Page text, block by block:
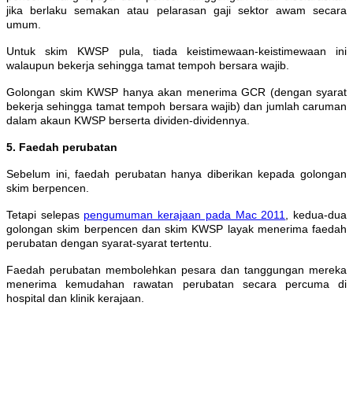
jika berlaku semakan atau pelarasan gaji sektor awam secara
umum.
Untuk skim KWSP pula, tiada keistimewaan-keistimewaan ini
walaupun bekerja sehingga tamat tempoh bersara wajib.
Golongan skim KWSP hanya akan menerima GCR (dengan syarat
bekerja sehingga tamat tempoh bersara wajib) dan jumlah caruman
dalam akaun KWSP berserta dividen-dividennya.
5. Faedah perubatan
Sebelum ini, faedah perubatan hanya diberikan kepada golongan
skim berpencen.
Tetapi selepas pengumuman kerajaan pada Mac 2011
, kedua-dua
golongan skim berpencen dan skim KWSP layak menerima faedah
perubatan dengan syarat-syarat tertentu.
Faedah perubatan membolehkan pesara dan tanggungan mereka
menerima kemudahan rawatan perubatan secara percuma di
hospital dan klinik kerajaan.